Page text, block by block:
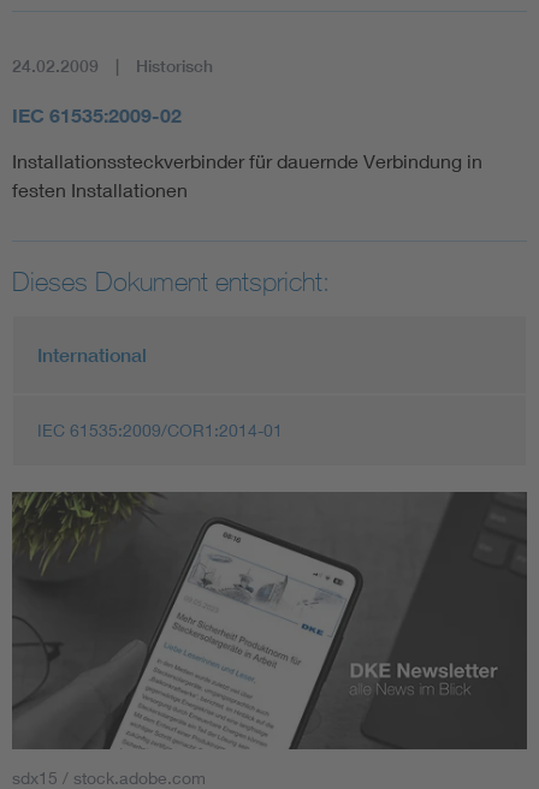
24.02.2009 Historisch
IEC 61535:2009-02
Installationssteckverbinder für dauernde Verbindung in
festen Installationen
Dieses Dokument entspricht:
International
IEC 61535:2009/COR1:2014-01
sdx15 / stock.adobe.com